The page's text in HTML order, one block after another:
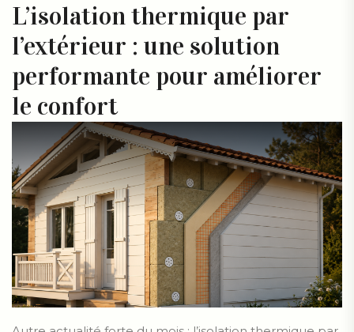
L’isolation thermique par
l’extérieur : une solution
performante pour améliorer
le confort